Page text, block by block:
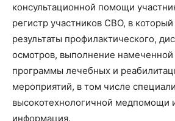
консультационной помощи
регистр участников СВО, в который
результаты профилактического,
осмотров, выполнение намеченной
программы лечебных и
мероприятий, в том числе
высокотехнологичной медпомощи
информация.